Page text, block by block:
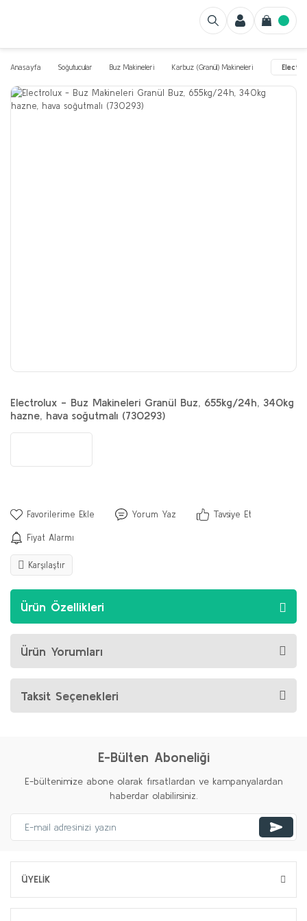
Anasayfa Soğutucular Buz Makineleri Karbuz (Granül) Makineleri
Electrolux - Buz Makineleri Granül Buz, 655kg/24h, 340kg
hazne, hava soğutmalı (730293)
Yorum Yaz Tavsiye Et
Fiyat Alarmı
Karşılaştır
Ürün Özellikleri
Ürün Yorumları
Taksit Seçenekleri
E-Bülten Aboneliği
E-bültenimize abone olarak fırsatlardan ve kampanyalardan
haberdar olabilirsiniz.
ÜYELİK